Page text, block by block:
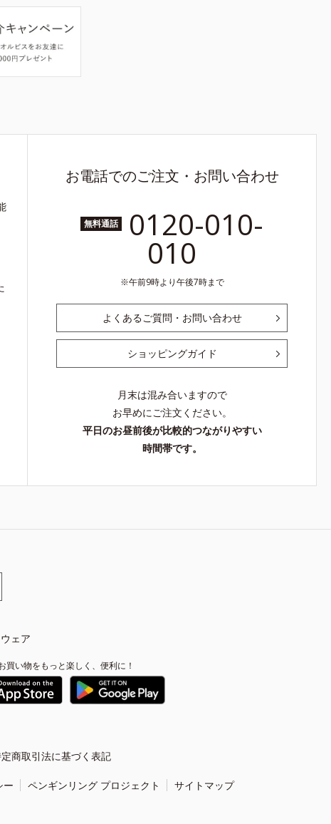
お電話でのご注文・お問い合わせ
無料通話 0120-010-
010
午前9時より午後7時まで
よくあるご質問・お問い合わせ
ショッピングガイド
月末は混み合いますので
お早めにご注文ください。
平日のお昼前後が比較的つながりやすい
時間帯です。
ェア
買い物をもっと楽しく、便利に！
商取引法に基づく表記
ー ペンギンリング プロジェクト サイトマップ